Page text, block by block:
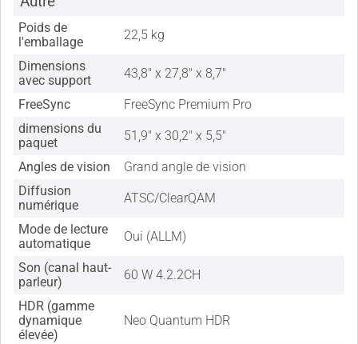
Poids de
l'emballage
22,5 kg
Dimensions
avec support
43,8" x 27,8" x 8,7"
FreeSync
FreeSync Premium Pro
dimensions du
paquet
51,9" x 30,2" x 5,5"
Angles de vision
Grand angle de vision
Diffusion
numérique
ATSC/ClearQAM
Mode de lecture
automatique
Oui (ALLM)
Son (canal haut-
parleur)
60 W 4.2.2CH
HDR (gamme
dynamique
élevée)
Neo Quantum HDR